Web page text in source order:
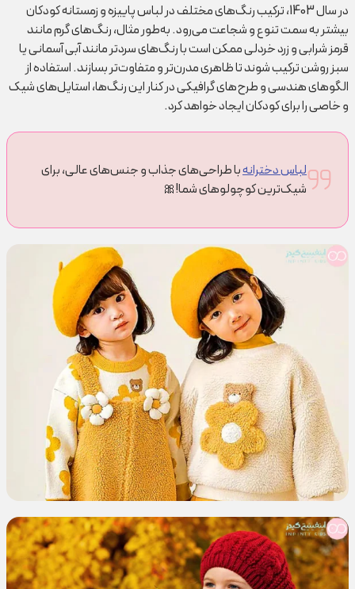
در سال 1403، ترکیب رنگ‌های مختلف در لباس پاییزه و زمستانه کودکان
بیشتر به سمت تنوع و شجاعت می‌رود. به‌طور مثال، رنگ‌های گرم مانند
قرمز شرابی و زرد خردلی ممکن است با رنگ‌های سردتر مانند آبی آسمانی یا
سبز روشن ترکیب شوند تا ظاهری مدرن‌تر و متفاوت‌تر بسازند. استفاده از
الگوهای هندسی و طرح‌های گرافیکی در کنار این رنگ‌ها، استایل‌های شیک
و خاصی را برای کودکان ایجاد خواهد کرد.
لباس دخترانهبا طراحی‌های جذاب و جنس‌های عالی، برای
شیک‌ترین کوچولوهای شما!🎀